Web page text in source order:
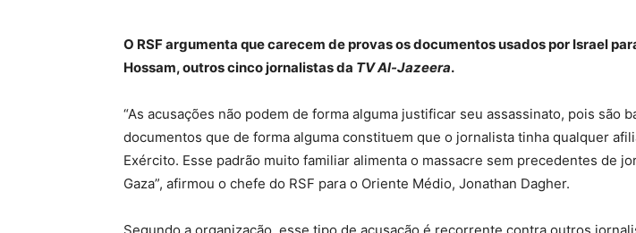
O RSF argumenta que carecem de provas os documentos usados por Israel
Hossam, outros cinco jornalistas da TV Al-Jazeera.
“As acusações não podem de forma alguma justificar seu assassinato, pois são
documentos que de forma alguma constituem que o jornalista tinha qualquer
Exército. Esse padrão muito familiar alimenta o massacre sem precedentes de
Gaza”, afirmou o chefe do RSF para o Oriente Médio, Jonathan Dagher.